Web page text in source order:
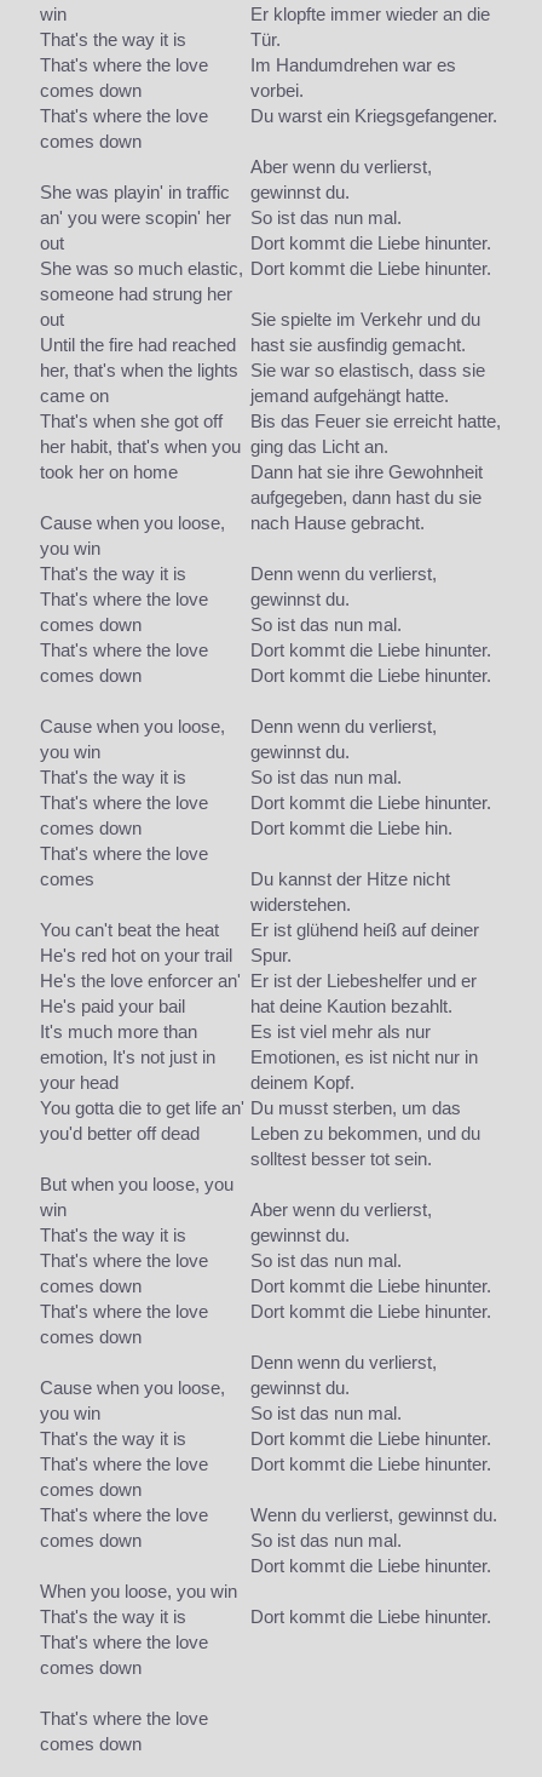
win
That's the way it is
That's where the love
comes down
That's where the love
comes down
She was playin' in traffic
an' you were scopin' her
out
She was so much elastic,
someone had strung her
out
Until the fire had reached
her, that's when the lights
came on
That's when she got off
her habit, that's when you
took her on home
Cause when you loose,
you win
That's the way it is
That's where the love
comes down
That's where the love
comes down
Cause when you loose,
you win
That's the way it is
That's where the love
comes down
That's where the love
comes
You can't beat the heat
He's red hot on your trail
He's the love enforcer an'
He's paid your bail
It's much more than
emotion, It's not just in
your head
You gotta die to get life an'
you'd better off dead
But when you loose, you
win
That's the way it is
That's where the love
comes down
That's where the love
comes down
Cause when you loose,
you win
That's the way it is
That's where the love
comes down
That's where the love
comes down
When you loose, you win
That's the way it is
That's where the love
comes down
That's where the love
comes down
Er klopfte immer wieder an die
Tür.
Im Handumdrehen war es
vorbei.
Du warst ein Kriegsgefangener.
Aber wenn du verlierst,
gewinnst du.
So ist das nun mal.
Dort kommt die Liebe hinunter.
Dort kommt die Liebe hinunter.
Sie spielte im Verkehr und du
hast sie ausfindig gemacht.
Sie war so elastisch, dass sie
jemand aufgehängt hatte.
Bis das Feuer sie erreicht hatte,
ging das Licht an.
Dann hat sie ihre Gewohnheit
aufgegeben, dann hast du sie
nach Hause gebracht.
Denn wenn du verlierst,
gewinnst du.
So ist das nun mal.
Dort kommt die Liebe hinunter.
Dort kommt die Liebe hinunter.
Denn wenn du verlierst,
gewinnst du.
So ist das nun mal.
Dort kommt die Liebe hinunter.
Dort kommt die Liebe hin.
Du kannst der Hitze nicht
widerstehen.
Er ist glühend heiß auf deiner
Spur.
Er ist der Liebeshelfer und er
hat deine Kaution bezahlt.
Es ist viel mehr als nur
Emotionen, es ist nicht nur in
deinem Kopf.
Du musst sterben, um das
Leben zu bekommen, und du
solltest besser tot sein.
Aber wenn du verlierst,
gewinnst du.
So ist das nun mal.
Dort kommt die Liebe hinunter.
Dort kommt die Liebe hinunter.
Denn wenn du verlierst,
gewinnst du.
So ist das nun mal.
Dort kommt die Liebe hinunter.
Dort kommt die Liebe hinunter.
Wenn du verlierst, gewinnst du.
So ist das nun mal.
Dort kommt die Liebe hinunter.
Dort kommt die Liebe hinunter.